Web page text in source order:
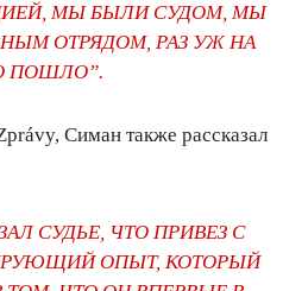
МЫ БЫЛИ СУДОМ, МЫ
ОТРЯДОМ, РАЗ УЖ НА
ПОШЛО”.
Симан также рассказал
СУДЬЕ, ЧТО ПРИВЕЗ С
ОПЫТ, КОТОРЫЙ